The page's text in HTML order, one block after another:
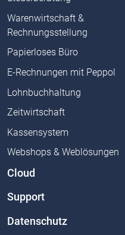
Warenwirtschaft &
Rechnungsstellung
Papierloses Büro
E-Rechnungen mit Peppol
Lohnbuchhaltung
Zeitwirtschaft
Kassensystem
Webshops & Weblösungen
Cloud
Support
Datenschutz